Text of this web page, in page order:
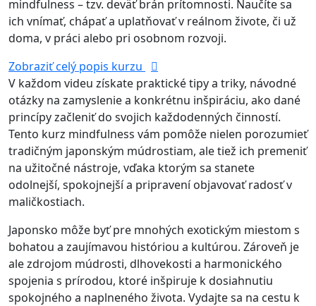
mindfulness – tzv. deväť brán prítomnosti. Naučíte sa
ich vnímať, chápať a uplatňovať v reálnom živote, či už
doma, v práci alebo pri osobnom rozvoji.
Zobraziť celý popis kurzu
V každom videu získate praktické tipy a triky, návodné
otázky na zamyslenie a konkrétnu inšpiráciu, ako dané
princípy začleniť do svojich každodenných činností.
Tento kurz mindfulness vám pomôže nielen porozumieť
tradičným japonským múdrostiam, ale tiež ich premeniť
na užitočné nástroje, vďaka ktorým sa stanete
odolnejší, spokojnejší a pripravení objavovať radosť v
maličkostiach.
Japonsko môže byť pre mnohých exotickým miestom s
bohatou a zaujímavou históriou a kultúrou. Zároveň je
ale zdrojom múdrosti, dlhovekosti a harmonického
spojenia s prírodou, ktoré inšpiruje k dosiahnutiu
spokojného a naplneného života. Vydajte sa na cestu k